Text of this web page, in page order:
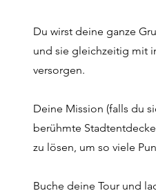
Du wirst deine ganze
und sie gleichzeitig mit
versorgen.
Deine Mission (falls du
berühmte
zu lösen, um so viele
Buche deine Tour und